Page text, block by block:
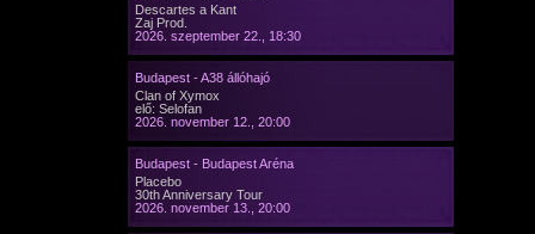
Descartes a Kant
Zaj Prod.
2026. szeptember 22., 18:30
Budapest - A38 állóhajó
Clan of Xymox
elő: Selofan
2026. november 12., 20:00
Budapest - Budapest Aréna
Placebo
30th Anniversary Tour
2026. november 13., 20:00